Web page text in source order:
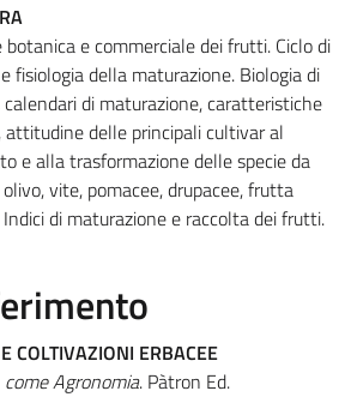
botanica e commerciale dei frutti. Ciclo di
fisiologia della maturazione. Biologia di
di maturazione, caratteristiche
attitudine delle principali cultivar al
e alla trasformazione delle specie da
vite, pomacee, drupacee, frutta
di maturazione e raccolta dei frutti.
COLTIVAZIONI ERBACEE
Agronomia. Pàtron Ed.